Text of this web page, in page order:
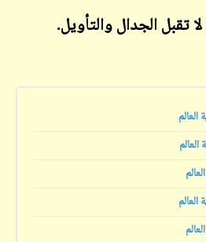
تقبل الجدال والتأويل.